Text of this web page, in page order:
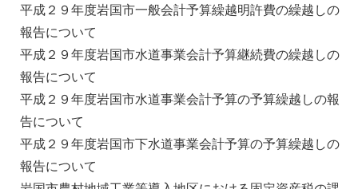
平成２９年度岩国市一般会計予算繰越明許費の繰越しの
報告について
平成２９年度岩国市水道事業会計予算継続費の繰越しの
報告について
平成２９年度岩国市水道事業会計予算の予算繰越しの報
告について
平成２９年度岩国市下水道事業会計予算の予算繰越しの
報告について